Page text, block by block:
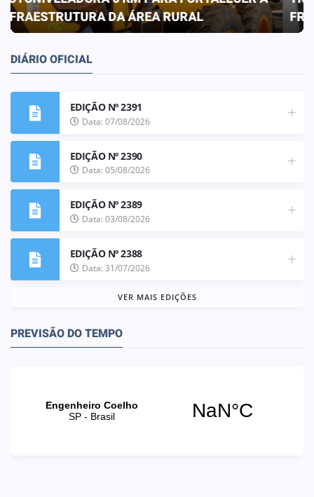
FRANCO DE OLIVEIRA
DIÁRIO OFICIAL
EDIÇÃO Nº 2391
Data: 07/08/2026
EDIÇÃO Nº 2390
Data: 05/08/2026
EDIÇÃO Nº 2389
Data: 03/08/2026
EDIÇÃO Nº 2388
Data: 31/07/2026
VER MAIS EDIÇÕES
PREVISÃO DO TEMPO